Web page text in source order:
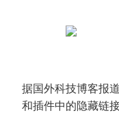
据国外科技博客报
和插件中的隐藏链